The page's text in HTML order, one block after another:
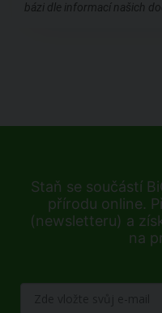
bázi dle informací našich
Staň se součástí
přírodu online.
(newsletteru) a
na